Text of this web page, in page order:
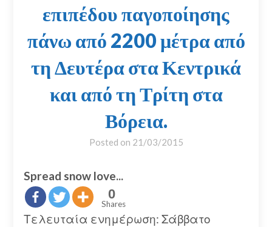
επιπέδου παγοποίησης
πάνω από 2200 μέτρα από
τη Δευτέρα στα Κεντρικά
και από τη Τρίτη στα
Βόρεια.
Posted on 21/03/2015
Spread snow love...
0
Shares
Τελευταία ενημέρωση: Σάββατο